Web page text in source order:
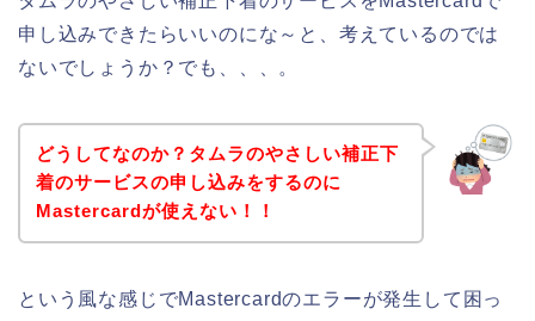
申し込みできたらいいのにな～と、考えているのでは
ないでしょうか？でも、、、。
どうしてなのか？タムラのやさしい補正下
着のサービスの申し込みをするのに
Mastercardが使えない！！
という風な感じでMastercardのエラーが発生して困っ